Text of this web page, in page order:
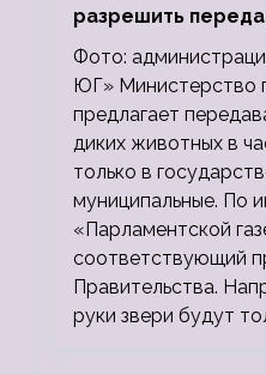
разрешить
зоопарки
Фото:
ЮГ» Министерство
предлагает
диких животных в
только в
муниципальные. По
«Парламентской
соответствующий
Правительства.
руки звери будут